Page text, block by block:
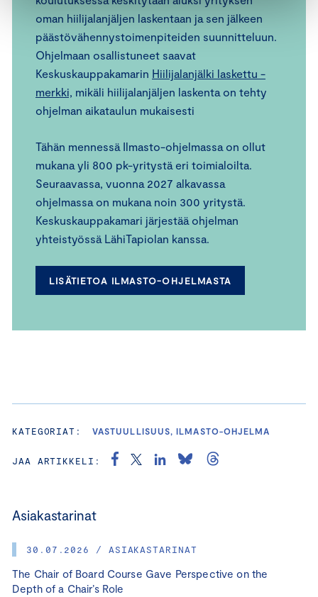
Asiakastarinat
30.07.2026 / ASIAKASTARINAT
The Chair of Board Course Gave Perspective on the
Depth of a Chair’s Role
oman hiilijalanjäljen laskentaan ja sen jälkeen
päästövähennystoimenpiteiden suunnitteluun.
Ohjelmaan osallistuneet saavat
Keskuskauppakamarin Hiilijalanjälki laskettu -
merkki, mikäli hiilijalanjäljen laskenta on tehty
ohjelman aikataulun mukaisesti
Tähän mennessä Ilmasto-ohjelmassa on ollut
mukana yli 800 pk-yritystä eri toimialoilta.
Seuraavassa, vuonna 2027 alkavassa
ohjelmassa on mukana noin 300 yritystä.
Keskuskauppakamari järjestää ohjelman
yhteistyössä LähiTapiolan kanssa.
LISÄTIETOA ILMASTO-OHJELMASTA
KATEGORIAT: VASTUULLISUUS, ILMASTO-OHJELMA
JAA ARTIKKELI: